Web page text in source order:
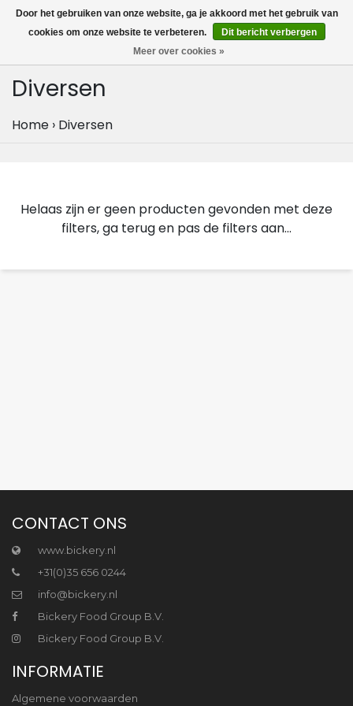
MENU
0
Diversen
Home › Diversen
Helaas zijn er geen producten gevonden met deze
filters, ga terug en pas de filters aan...
CONTACT ONS
www.bickery.nl
+31(0)35 656 0244
info@bickery.nl
Bickery Food Group B.V.
Bickery Food Group B.V.
INFORMATIE
Algemene voorwaarden
Door het gebruiken van onze website, ga je akkoord met het gebruik van
cookies om onze website te verbeteren.
Dit bericht verbergen
Meer over cookies »